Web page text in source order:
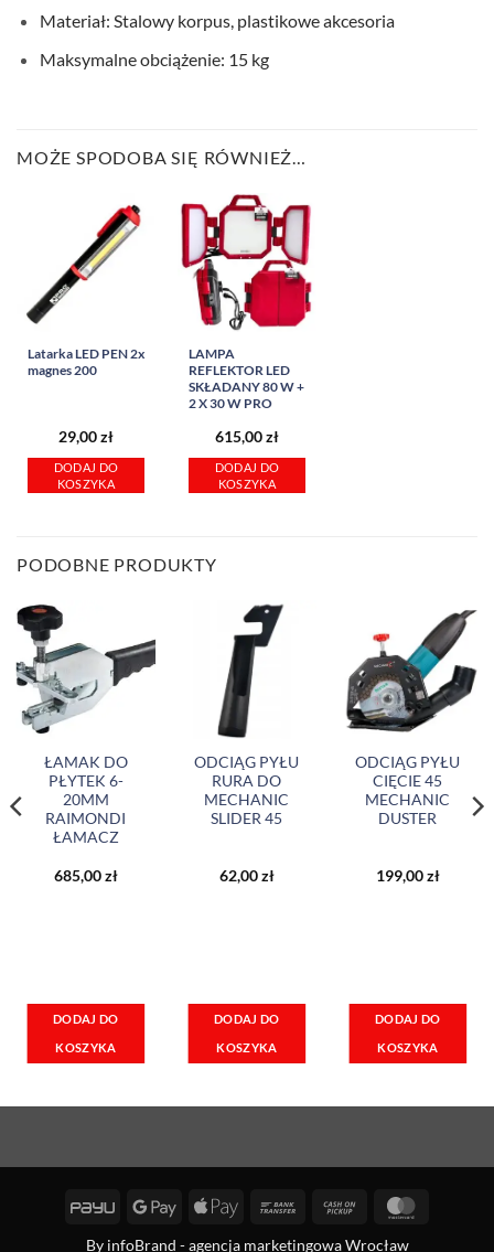
Materiał: Stalowy korpus, plastikowe akcesoria
Maksymalne obciążenie: 15 kg
MOŻE SPODOBA SIĘ RÓWNIEŻ…
Latarka LED PEN 2x
magnes 200
29,00zł
DODAJ DO
KOSZYKA
LAMPA
REFLEKTOR LED
SKŁADANY 80 W +
2 X 30 W PRO
615,00zł
DODAJ DO
KOSZYKA
PODOBNE PRODUKTY
ŁAMAK DO
PŁYTEK 6-
20MM
RAIMONDI
ŁAMACZ
685,00zł
DODAJ DO
KOSZYKA
ODCIĄG PYŁU
RURA DO
MECHANIC
SLIDER 45
62,00zł
DODAJ DO
KOSZYKA
ODCIĄG PYŁU
CIĘCIE 45
MECHANIC
DUSTER
199,00zł
DODAJ DO
KOSZYKA
PayU
Google
Apple
Bank
Cash
By infoBrand - agencja marketingowa Wrocław